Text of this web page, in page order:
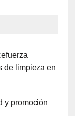
de limpieza en
y promoción